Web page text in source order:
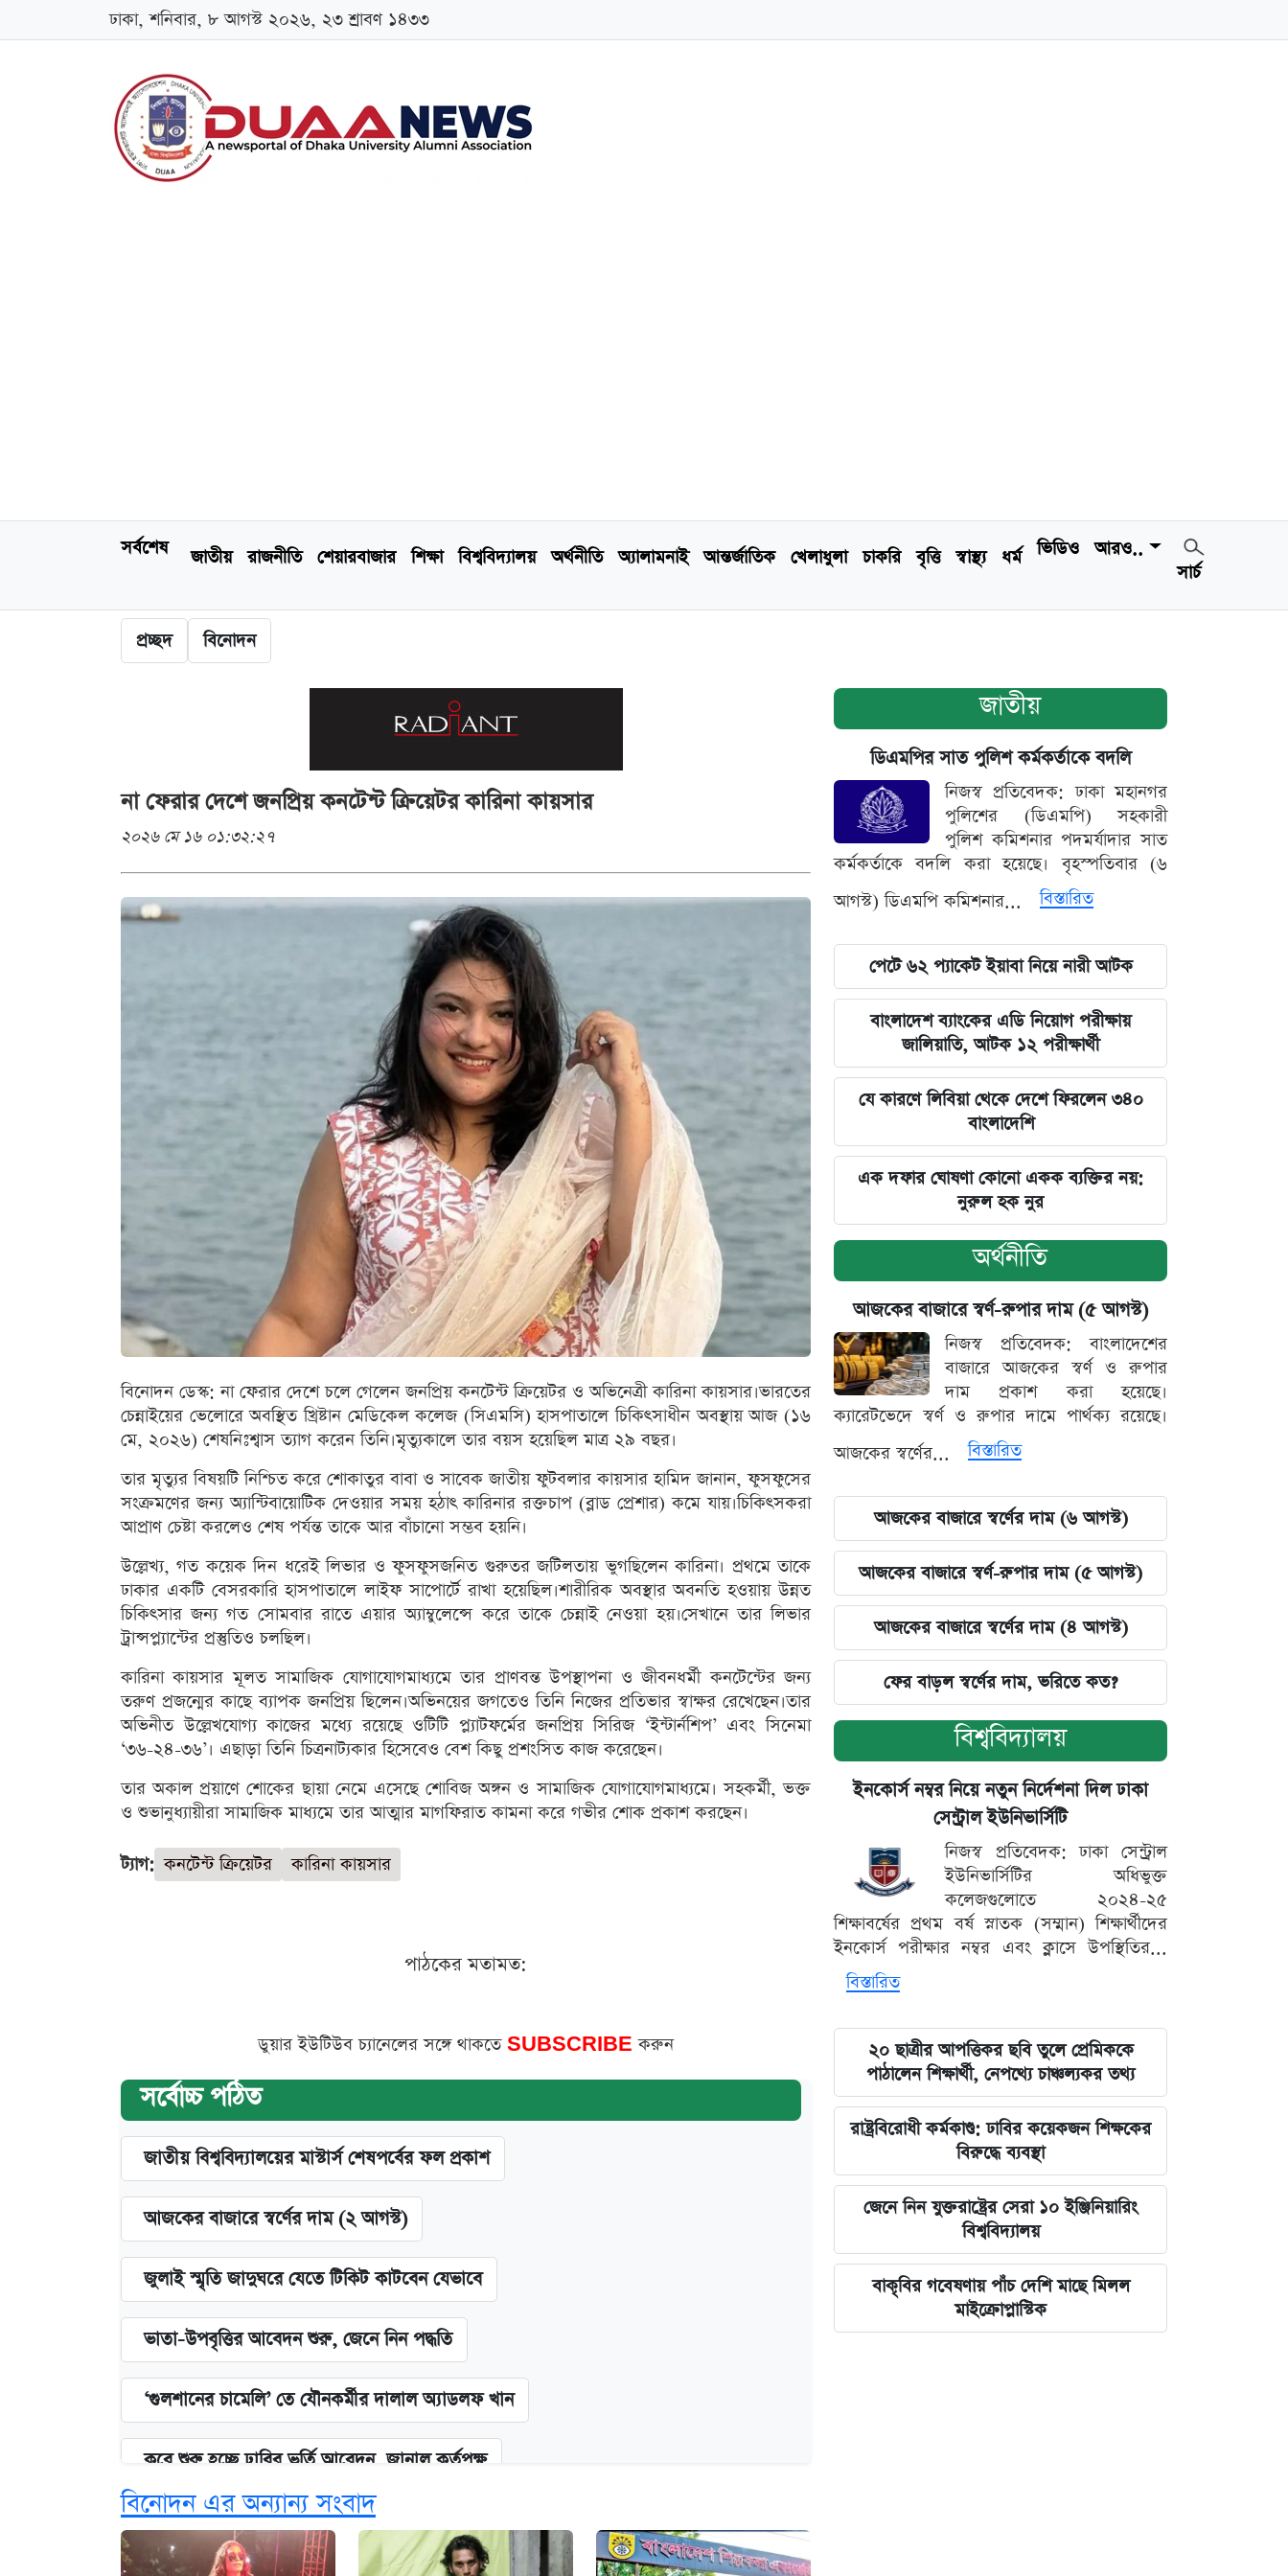
ঢাকা, শনিবার, ৮ আগস্ট ২০২৬, ২৩ শ্রাবণ ১৪৩৩
সর্বশেষ জাতীয় রাজনীতি শেয়ারবাজার শিক্ষা বিশ্ববিদ্যালয় অর্থনীতি অ্যালামনাই আন্তর্জাতিক খেলাধুলা চাকরি বৃত্তি স্বাস্থ্য ধর্ম ভিডিও
আরও..
সার্চ
প্রচ্ছদ বিনোদন
না ফেরার দেশে জনপ্রিয় কনটেন্ট ক্রিয়েটর কারিনা কায়সার
২০২৬ মে ১৬ ০১:৩২:২৭
বিনোদন ডেস্ক: না ফেরার দেশে চলে গেলেন জনপ্রিয় কনটেন্ট ক্রিয়েটর ও অভিনেত্রী কারিনা কায়সার।ভারতের
চেন্নাইয়ের ভেলোরে অবস্থিত খ্রিষ্টান মেডিকেল কলেজ (সিএমসি) হাসপাতালে চিকিৎসাধীন অবস্থায় আজ (১৬
মে, ২০২৬) শেষনিঃশ্বাস ত্যাগ করেন তিনি।মৃত্যুকালে তার বয়স হয়েছিল মাত্র ২৯ বছর।
তার মৃত্যুর বিষয়টি নিশ্চিত করে শোকাতুর বাবা ও সাবেক জাতীয় ফুটবলার কায়সার হামিদ জানান, ফুসফুসের
সংক্রমণের জন্য অ্যান্টিবায়োটিক দেওয়ার সময় হঠাৎ কারিনার রক্তচাপ (ব্লাড প্রেশার) কমে যায়।চিকিৎসকরা
আপ্রাণ চেষ্টা করলেও শেষ পর্যন্ত তাকে আর বাঁচানো সম্ভব হয়নি।
উল্লেখ্য, গত কয়েক দিন ধরেই লিভার ও ফুসফুসজনিত গুরুতর জটিলতায় ভুগছিলেন কারিনা। প্রথমে তাকে
ঢাকার একটি বেসরকারি হাসপাতালে লাইফ সাপোর্টে রাখা হয়েছিল।শারীরিক অবস্থার অবনতি হওয়ায় উন্নত
চিকিৎসার জন্য গত সোমবার রাতে এয়ার অ্যাম্বুলেন্সে করে তাকে চেন্নাই নেওয়া হয়।সেখানে তার লিভার
ট্রান্সপ্ল্যান্টের প্রস্তুতিও চলছিল।
কারিনা কায়সার মূলত সামাজিক যোগাযোগমাধ্যমে তার প্রাণবন্ত উপস্থাপনা ও জীবনধর্মী কনটেন্টের জন্য
তরুণ প্রজন্মের কাছে ব্যাপক জনপ্রিয় ছিলেন।অভিনয়ের জগতেও তিনি নিজের প্রতিভার স্বাক্ষর রেখেছেন।তার
অভিনীত উল্লেখযোগ্য কাজের মধ্যে রয়েছে ওটিটি প্ল্যাটফর্মের জনপ্রিয় সিরিজ ‘ইন্টার্নশিপ’ এবং সিনেমা
‘৩৬-২৪-৩৬’। এছাড়া তিনি চিত্রনাট্যকার হিসেবেও বেশ কিছু প্রশংসিত কাজ করেছেন।
তার অকাল প্রয়াণে শোকের ছায়া নেমে এসেছে শোবিজ অঙ্গন ও সামাজিক যোগাযোগমাধ্যমে। সহকর্মী, ভক্ত
ও শুভানুধ্যায়ীরা সামাজিক মাধ্যমে তার আত্মার মাগফিরাত কামনা করে গভীর শোক প্রকাশ করছেন।
ট্যাগ: কনটেন্ট ক্রিয়েটর কারিনা কায়সার
পাঠকের মতামত:
ডুয়ার ইউটিউব চ্যানেলের সঙ্গে থাকতে SUBSCRIBEকরুন
সর্বোচ্চ পঠিত
জাতীয় বিশ্ববিদ্যালয়ের মাস্টার্স শেষপর্বের ফল প্রকাশ
আজকের বাজারে স্বর্ণের দাম (২ আগস্ট)
জুলাই স্মৃতি জাদুঘরে যেতে টিকিট কাটবেন যেভাবে
ভাতা-উপবৃত্তির আবেদন শুরু, জেনে নিন পদ্ধতি
‘গুলশানের চামেলি’ তে যৌনকর্মীর দালাল অ্যাডলফ খান
কবে শুরু হচ্ছে ঢাবির ভর্তি আবেদন, জানাল কর্তৃপক্ষ
এক ক্লিকে জেনে নিন আইফোন ১৮ প্রো ম্যাক্সের দাম ও ফিচার
বিনোদন এর অন্যান্য সংবাদ
জাতীয়
ডিএমপির সাত পুলিশ কর্মকর্তাকে বদলি
নিজস্ব প্রতিবেদক: ঢাকা মহানগর
পুলিশের (ডিএমপি) সহকারী
পুলিশ কমিশনার পদমর্যাদার সাত
কর্মকর্তাকে বদলি করা হয়েছে। বৃহস্পতিবার (৬
আগস্ট) ডিএমপি কমিশনার...
বিস্তারিত
পেটে ৬২ প্যাকেট ইয়াবা নিয়ে নারী আটক
বাংলাদেশ ব্যাংকের এডি নিয়োগ পরীক্ষায়
জালিয়াতি, আটক ১২ পরীক্ষার্থী
যে কারণে লিবিয়া থেকে দেশে ফিরলেন ৩৪০
বাংলাদেশি
এক দফার ঘোষণা কোনো একক ব্যক্তির নয়:
নুরুল হক নুর
অর্থনীতি
আজকের বাজারে স্বর্ণ-রুপার দাম (৫ আগস্ট)
নিজস্ব প্রতিবেদক: বাংলাদেশের
বাজারে আজকের স্বর্ণ ও রুপার
দাম প্রকাশ করা হয়েছে।
ক্যারেটভেদে স্বর্ণ ও রুপার দামে পার্থক্য রয়েছে।
আজকের স্বর্ণের...
বিস্তারিত
আজকের বাজারে স্বর্ণের দাম (৬ আগস্ট)
আজকের বাজারে স্বর্ণ-রুপার দাম (৫ আগস্ট)
আজকের বাজারে স্বর্ণের দাম (৪ আগস্ট)
ফের বাড়ল স্বর্ণের দাম, ভরিতে কত?
বিশ্ববিদ্যালয়
ইনকোর্স নম্বর নিয়ে নতুন নির্দেশনা দিল ঢাকা
সেন্ট্রাল ইউনিভার্সিটি
নিজস্ব প্রতিবেদক: ঢাকা সেন্ট্রাল
ইউনিভার্সিটির অধিভুক্ত
কলেজগুলোতে ২০২৪-২৫
শিক্ষাবর্ষের প্রথম বর্ষ স্নাতক (সম্মান) শিক্ষার্থীদের
ইনকোর্স পরীক্ষার নম্বর এবং ক্লাসে উপস্থিতির...
বিস্তারিত
২০ ছাত্রীর আপত্তিকর ছবি তুলে প্রেমিককে
পাঠালেন শিক্ষার্থী, নেপথ্যে চাঞ্চল্যকর তথ্য
রাষ্ট্রবিরোধী কর্মকাণ্ড: ঢাবির কয়েকজন শিক্ষকের
বিরুদ্ধে ব্যবস্থা
জেনে নিন যুক্তরাষ্ট্রের সেরা ১০ ইঞ্জিনিয়ারিং
বিশ্ববিদ্যালয়
বাকৃবির গবেষণায় পাঁচ দেশি মাছে মিলল
মাইক্রোপ্লাস্টিক